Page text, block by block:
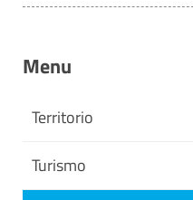
Menu
Territorio
Turismo